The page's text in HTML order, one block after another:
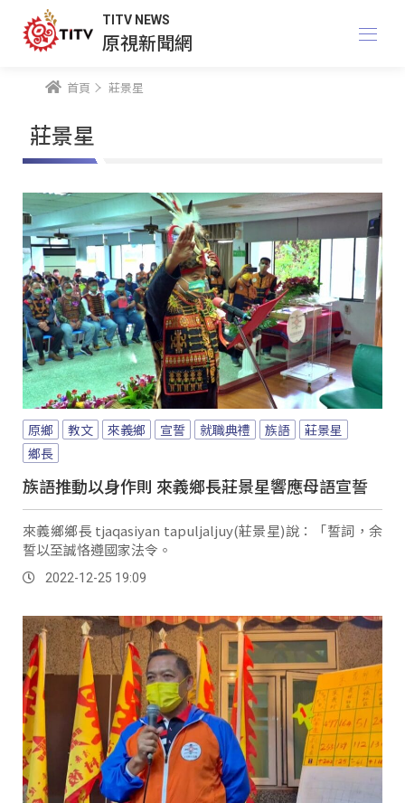
TITV NEWS
原視新聞網
首頁 莊景星
莊景星
原鄉 教文 來義鄉 宣誓 就職典禮 族語
莊景星
鄉長
族語推動以身作則 來義鄉長莊景星響應母語宣誓
來義鄉鄉長 tjaqasiyan tapuljaljuy(莊景星)說：「誓詞，余
誓以至誠恪遵國家法令。
2022-12-25 19:09